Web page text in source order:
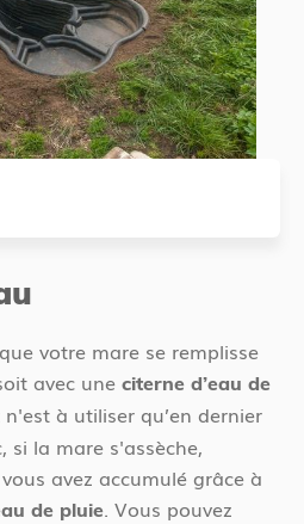
votre mare se remplisse
avec une citerne d’eau de
à utiliser qu’en dernier
si la mare s'assèche,
avez accumulé grâce à
de pluie. Vous pouvez